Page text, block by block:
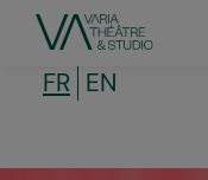
contenu
FR EN